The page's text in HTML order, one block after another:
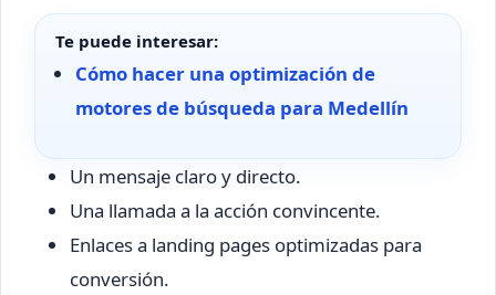
Te puede interesar:
Cómo hacer una optimización de
motores de búsqueda para Medellín
Un mensaje claro y directo.
Una llamada a la acción convincente.
Enlaces a landing pages optimizadas para
conversión.